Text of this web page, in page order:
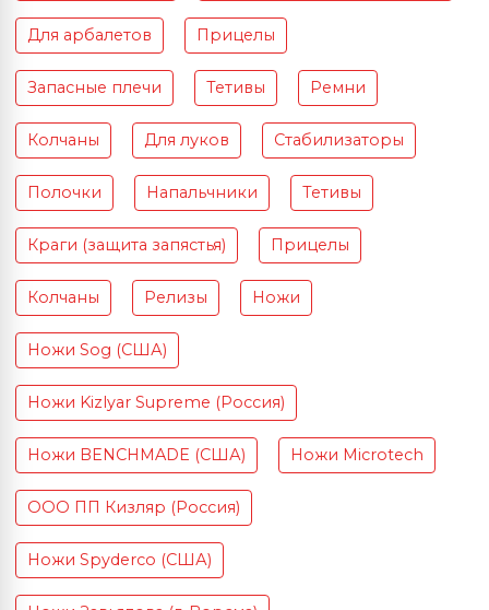
Для арбалетов Прицелы
Запасные плечи Тетивы Ремни
Колчаны Для луков Стабилизаторы
Полочки Напальчники Тетивы
Краги (защита запястья) Прицелы
Колчаны Релизы Ножи
Ножи Sog (США)
Ножи Kizlyar Supreme (Россия)
Ножи BENCHMADE (США) Ножи Microtech
ООО ПП Кизляр (Россия)
Ножи Spyderco (США)